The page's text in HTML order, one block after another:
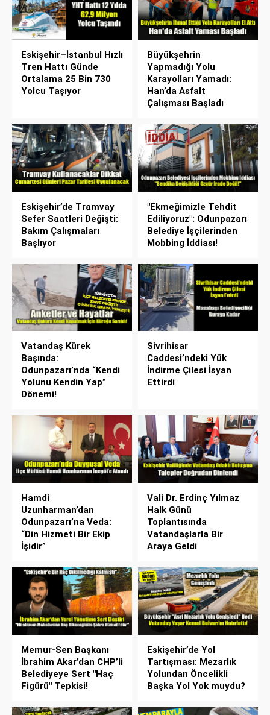
Eskişehir–İstanbul Hızlı
Tren Hattı Günde
Ortalama 25 Bin 730
Yolcu Taşıyor
Büyükşehrin
Yapmadığı Yolu
Karayolları Yamadı:
Han’da Asfalt
Çalışması Başladı
Eskişehir’de Tramvay
Sefer Saatleri Değişti:
Bakım Çalışmaları
Başlıyor
"Ekmeğimizle Tehdit
Ediliyoruz": Odunpazarı
Belediye İşçilerinden
Mobbing İddiası!
Vatandaş Kürek
Başında:
Odunpazarı’nda “Kendi
Yolunu Kendin Yap”
Dönemi!
Sivrihisar
Caddesi’ndeki Yük
İndirme Çilesi İsyan
Ettirdi
Hamdi
Uzunharman’dan
Odunpazarı’na Veda:
“Din Hizmeti Bir Ekip
İşidir”
Vali Dr. Erdinç Yılmaz
Halk Günü
Toplantısında
Vatandaşlarla Bir
Araya Geldi
Memur-Sen Başkanı
İbrahim Akar’dan CHP’li
Belediyeye Sert "Haç
Figürü" Tepkisi!
Eskişehir’de Yol
Tartışması: Mezarlık
Yolundan Öncelikli
Başka Yol Yok muydu?